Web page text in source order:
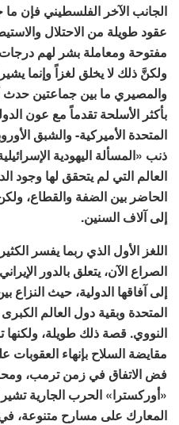
الجانب الآخر الفلسطيني فإن
عقود طويلة من الاحتلال
مفتوحة ومعاملة بشر لهم
ولكنَّ ذلك لا يخلق لغزاً وإنما
والمصيري ما بين جماعتين
بأكثر الأسلحة تقدماً مع عون
المتحدة الأميركية- والشبق
ذنب «المسألة اليهودية
العالم التي لم يتحقق لها
الحاضر بين الضفة والقطاع،
إلى آلاف السنين.
اللغز الأول الذي ربما يفسر
الصراع الآن، يتعلق بالدور
إلى آفاقها الدولية، حيث النزاع
المتحدة وبقية دول العالم
النووي. قصة ذلك طويلة، ولكنها
مقايضة السلاح بإنهاء
فض الاتفاق في زمن ترمب،
«أوركسترا» الحرب الجارية
المعارك على مسارح متنوعة،